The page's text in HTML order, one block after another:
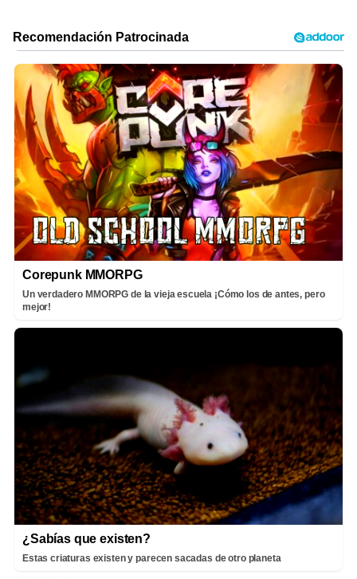
Corepunk MMORPG
Un verdadero MMORPG de la vieja escuela ¡Cómo los de antes, pero
mejor!
¿Sabías que existen?
Estas criaturas existen y parecen sacadas de otro planeta